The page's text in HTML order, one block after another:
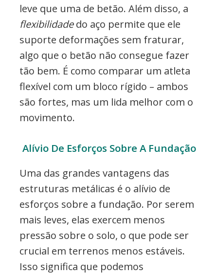
leve que uma de betão. Além disso, a
flexibilidadedo aço permite que ele
suporte deformações sem fraturar,
algo que o betão não consegue fazer
tão bem. É como comparar um atleta
flexível com um bloco rígido – ambos
são fortes, mas um lida melhor com o
movimento.
Alívio De Esforços Sobre A Fundação
Uma das grandes vantagens das
estruturas metálicas é o alívio de
esforços sobre a fundação. Por serem
mais leves, elas exercem menos
pressão sobre o solo, o que pode ser
crucial em terrenos menos estáveis.
Isso significa que podemos